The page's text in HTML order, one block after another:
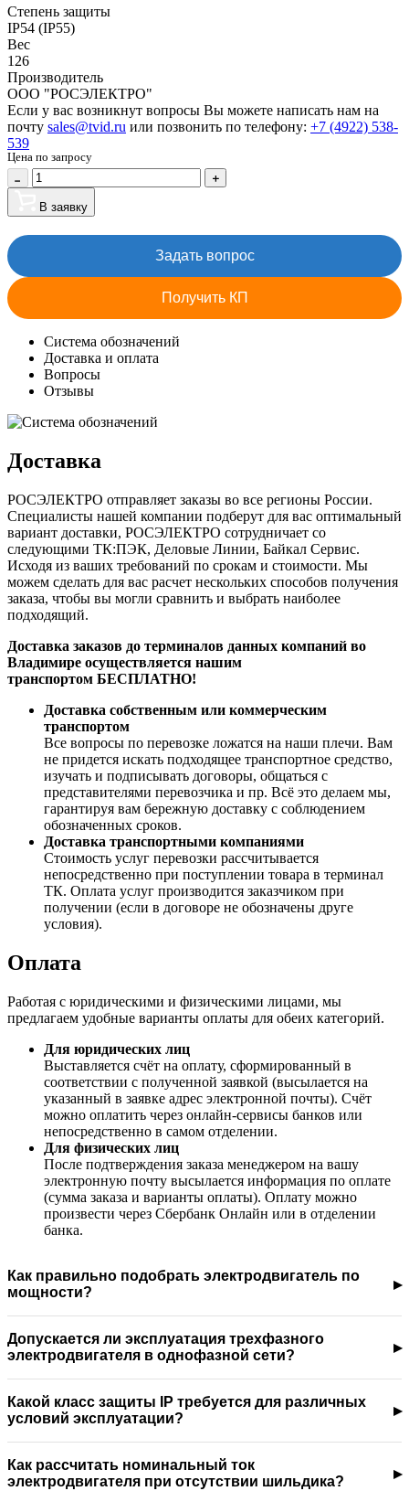
Степень защиты
IP54 (IP55)
Вес
126
Производитель
ООО "РОСЭЛЕКТРО"
Если у вас возникнут вопросы Вы можете написать нам на
почту sales@tvid.ru или позвонить по телефону: +7 (4922) 538-
539
Цена по запросу
В заявку
Задать вопрос
Получить КП
Система обозначений
Доставка и оплата
Вопросы
Отзывы
Доставка
РОСЭЛЕКТРО отправляет заказы во все регионы России.
Специалисты нашей компании подберут для вас оптимальный
вариант доставки, РОСЭЛЕКТРО сотрудничает со
следующими ТК:ПЭК, Деловые Линии, Байкал Сервис.
Исходя из ваших требований по срокам и стоимости. Мы
можем сделать для вас расчет нескольких способов получения
заказа, чтобы вы могли сравнить и выбрать наиболее
подходящий.
Доставка заказов до терминалов данных компаний во
Владимире осуществляется нашим
транспортом БЕСПЛАТНО!
Доставка собственным или коммерческим
транспортом
Все вопросы по перевозке ложатся на наши плечи. Вам
не придется искать подходящее транспортное средство,
изучать и подписывать договоры, общаться с
представителями перевозчика и пр. Всё это делаем мы,
гарантируя вам бережную доставку с соблюдением
обозначенных сроков.
Доставка транспортными компаниями
Стоимость услуг перевозки рассчитывается
непосредственно при поступлении товара в терминал
ТК. Оплата услуг производится заказчиком при
получении (если в договоре не обозначены друге
условия).
Оплата
Работая с юридическими и физическими лицами, мы
предлагаем удобные варианты оплаты для обеих категорий.
Для юридических лиц
Выставляется счёт на оплату, сформированный в
соответствии с полученной заявкой (высылается на
указанный в заявке адрес электронной почты). Счёт
можно оплатить через онлайн-сервисы банков или
непосредственно в самом отделении.
Для физических лиц
После подтверждения заказа менеджером на вашу
электронную почту высылается информация по оплате
(сумма заказа и варианты оплаты). Оплату можно
произвести через Сбербанк Онлайн или в отделении
банка.
Как правильно подобрать электродвигатель по
мощности?
Допускается ли эксплуатация трехфазного
электродвигателя в однофазной сети?
Какой класс защиты IP требуется для различных
условий эксплуатации?
Как рассчитать номинальный ток
электродвигателя при отсутствии шильдика?